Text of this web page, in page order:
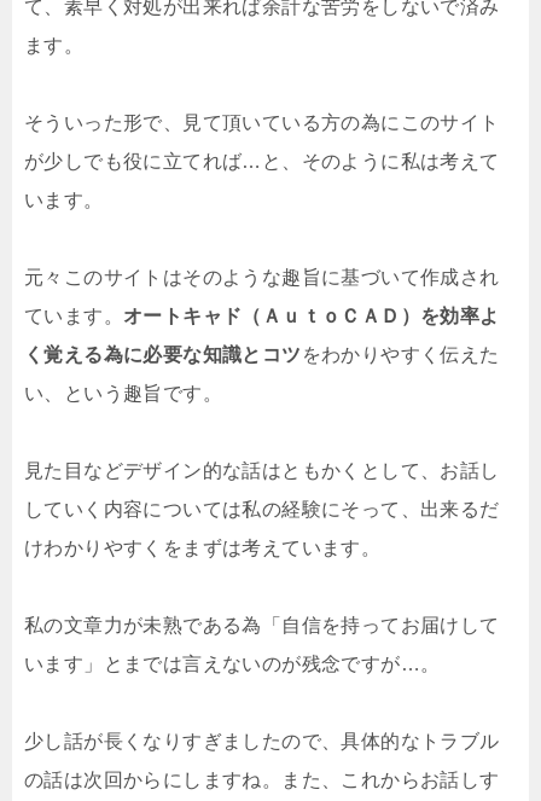
て、素早く対処が出来れば余計な苦労をしないで済み
ます。
そういった形で、見て頂いている方の為にこのサイト
が少しでも役に立てれば…と、そのように私は考えて
います。
元々このサイトはそのような趣旨に基づいて作成され
ています。 オートキャド（ＡｕｔｏＣＡＤ）を効率よ
く覚える為に必要な知識とコツ をわかりやすく伝えた
い、という趣旨です。
見た目などデザイン的な話はともかくとして、お話し
していく内容については私の経験にそって、出来るだ
けわかりやすくをまずは考えています。
私の文章力が未熟である為「自信を持ってお届けして
います」とまでは言えないのが残念ですが…。
少し話が長くなりすぎましたので、具体的なトラブル
の話は次回からにしますね。また、これからお話しす